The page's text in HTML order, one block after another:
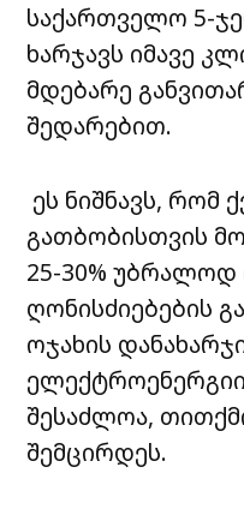
საქართველო 5-
ხარჯავს იმავე
მდებარე
შედარებით.
ეს ნიშნავს, რომ
გათბობისთვის
25-30% უბრალოდ
ღონისძიებების
ოჯახის
შესაძლოა,
შემცირდეს.